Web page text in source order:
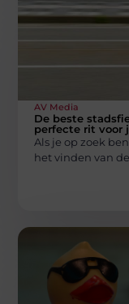
AV Media
De beste
perfecte rit voor
Als je op zoek
het vinden van